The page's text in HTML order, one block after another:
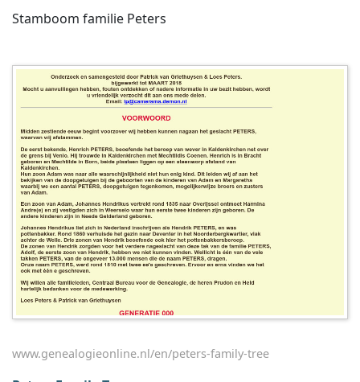
Stamboom familie Peters
www.genealogieonline.nl/en/peters-family-tree